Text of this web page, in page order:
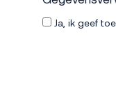
Ja, ik geef